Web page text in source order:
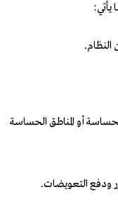
النظام.
أو المناطق الحساسة